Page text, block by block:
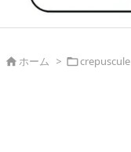
ホーム > crepuscule